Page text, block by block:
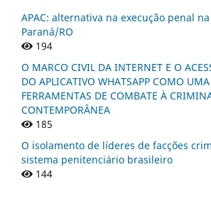
APAC: alternativa na execução penal
Paraná/RO
194
O MARCO CIVIL DA INTERNET E O
DO APLICATIVO WHATSAPP COMO
FERRAMENTAS DE COMBATE À
CONTEMPORÂNEA
185
O isolamento de líderes de facções
sistema penitenciário brasileiro
144